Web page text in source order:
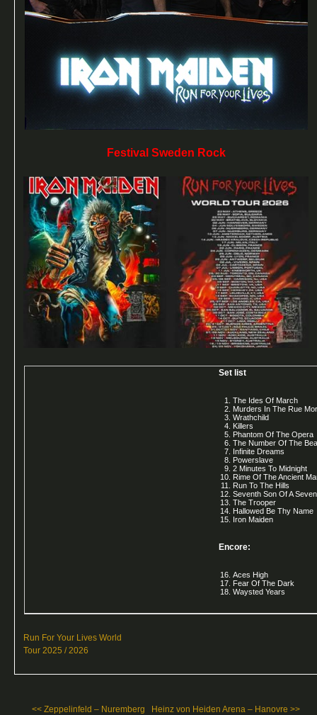
Festival Sweden Rock
Set list
The Ides Of March
Murders In The Rue
Wrathchild
Killers
Phantom Of The Opera
The Number Of The
Infinite Dreams
Powerslave
2 Minutes To Midnight
Rime Of The Ancient
Run To The Hills
Seventh Son Of A
The Trooper
Hallowed Be Thy Name
Iron Maiden
Encore:
Aces High
Fear Of The Dark
Waysted Years
Run For Your Lives World
Tour 2025 / 2026
<< Zeppelinfeld – Nuremberg Heinz von Heiden Arena – Hanovre >>